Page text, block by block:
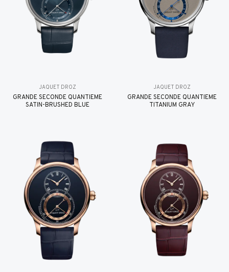
JAQUET DROZ
GRANDE SECONDE QUANTIÈME
SATIN-BRUSHED BLUE
JAQUET DROZ
GRANDE SECONDE QUANTIÈME
TITANIUM GRAY